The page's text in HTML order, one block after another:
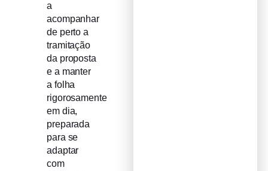
a
acompanhar
de perto a
tramitação
da proposta
e a manter
a folha
rigorosamente
em dia,
preparada
para se
adaptar
com